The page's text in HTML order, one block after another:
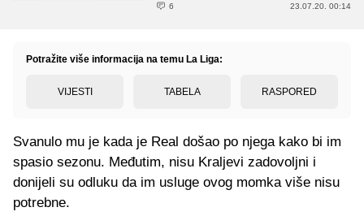
6 23.07.20. 00:14
Potražite više informacija na temu La Liga:
VIJESTI TABELA RASPORED
Svanulo mu je kada je Real došao po njega kako bi im
spasio sezonu. Međutim, nisu Kraljevi zadovoljni i
donijeli su odluku da im usluge ovog momka više nisu
potrebne.